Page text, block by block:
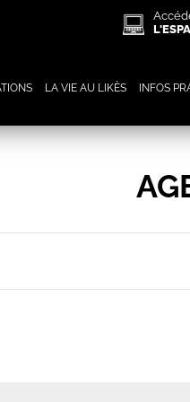
LA VIE AU LIKÈS INFOS